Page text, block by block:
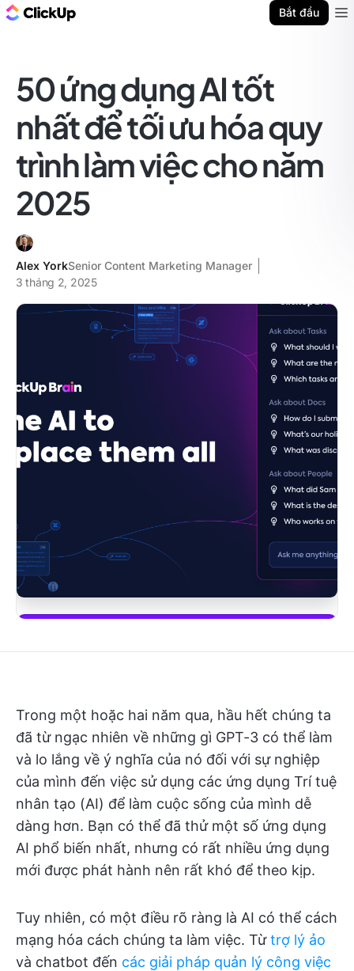
Bắt đầu
50 ứng dụng AI tốt
nhất để tối ưu hóa quy
trình làm việc cho năm
2025
Alex YorkSenior Content Marketing Manager
3 tháng 2, 2025
Trong một hoặc hai năm qua, hầu hết chúng ta
đã từ ngạc nhiên về những gì GPT-3 có thể làm
và lo lắng về ý nghĩa của nó đối với sự nghiệp
của mình đến việc sử dụng các ứng dụng Trí tuệ
nhân tạo (AI) để làm cuộc sống của mình dễ
dàng hơn. Bạn có thể đã thử một số ứng dụng
AI phổ biến nhất, nhưng có rất nhiều ứng dụng
mới được phát hành nên rất khó để theo kịp.
Tuy nhiên, có một điều rõ ràng là AI có thể cách
mạng hóa cách chúng ta làm việc. Từtrợ lý ảo
và chatbot đến các giải pháp quản lý công việc